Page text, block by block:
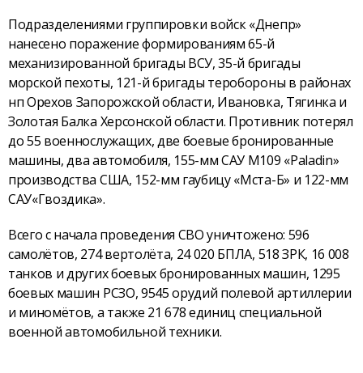
Подразделениями группировки войск «Днепр»
нанесено поражение формированиям 65-й
механизированной бригады ВСУ, 35-й бригады
морской пехоты, 121-й бригады теробороны в районах
нп Орехов Запорожской области, Ивановка, Тягинка и
Золотая Балка Херсонской области. Противник потерял
до 55 военнослужащих, две боевые бронированные
машины, два автомобиля, 155-мм САУ М109 «Paladin»
производства США, 152-мм гаубицу «Мста-Б» и 122-мм
САУ«Гвоздика».
Всего с начала проведения СВО уничтожено: 596
самолётов, 274 вертолёта, 24 020 БПЛА, 518 ЗРК, 16 008
танков и других боевых бронированных машин, 1295
боевых машин РСЗО, 9545 орудий полевой артиллерии
и миномётов, а также 21 678 единиц специальной
военной автомобильной техники.